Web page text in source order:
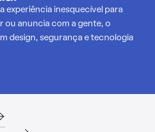
experiência inesquecível para
ou anuncia com a gente, o
design, segurança e tecnologia